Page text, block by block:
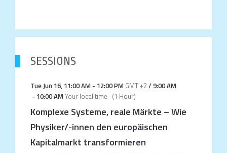
SESSIONS
Tue Jun 16, 11:00 AM- 12:00 PM GMT +2/9:00 AM
- 10:00 AMYour local time (1 Hour)
Komplexe Systeme, reale Märkte – Wie
Physiker/-innen den europäischen
Kapitalmarkt transformieren